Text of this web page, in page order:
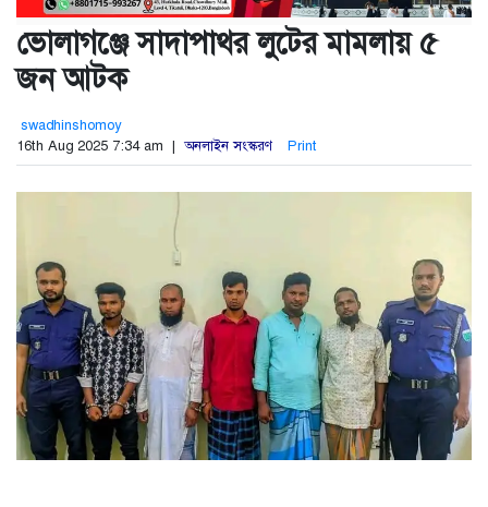
ভোলাগঞ্জে সাদাপাথর লুটের মামলায় ৫
জন আটক
swadhinshomoy
16th Aug 2025 7:34 am | অনলাইন সংস্করণ Print